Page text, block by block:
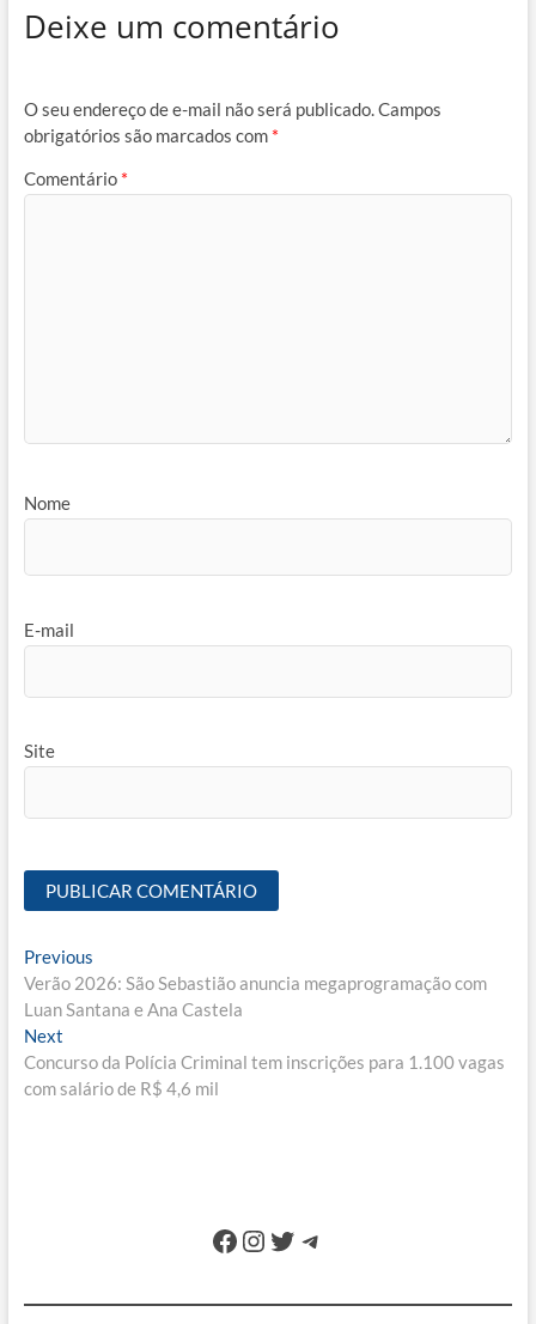
Deixe um comentário
O seu endereço de e-mail não será publicado.Campos
obrigatórios são marcados com *
Comentário *
Nome
E-mail
Site
Navegação
de
Post
PreviousPrevious
post:
Verão 2026: São Sebastião anuncia megaprogramação com
Luan Santana e Ana Castela
NextNext
post:
Concurso da Polícia Criminal tem inscrições para 1.100 vagas
com salário de R$ 4,6 mil
Facebook
Instagram
Twitter
Telegram